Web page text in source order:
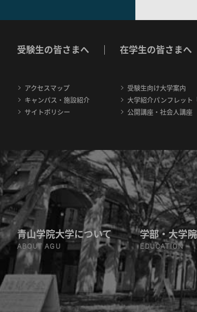
受験生の皆さまへ 在学生の皆さまへ
アクセスマップ
キャンパス・施設紹介
サイトポリシー
受験生向け大学案内
大学紹介パンフレット
公開講座・社会人講座
青山学院大学について
ABOUT AGU
学部・大学院
EDUCATION